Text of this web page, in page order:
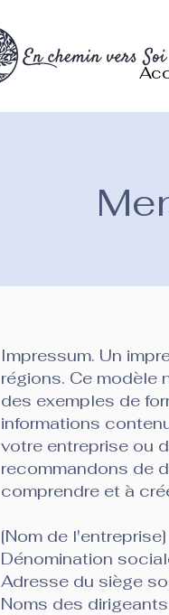
Impressum. Un
régions. Ce modèle
des exemples de
informations
votre entreprise ou
recommandons de
comprendre et à
[Nom de l'entreprise]
Dénomination
Adresse du siège
Noms des